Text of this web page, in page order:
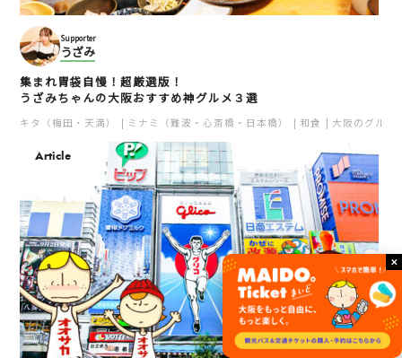
Supporter
うざみ
集まれ胃袋自慢！超厳選版！
うざみちゃんの大阪おすすめ神グルメ３選
キタ（梅田・天満） ミナミ（難波・心斎橋・日本橋） 和食 大阪のグルメ
Article